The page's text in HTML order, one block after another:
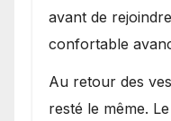
avant de
confortable
Au retour des
resté le même.